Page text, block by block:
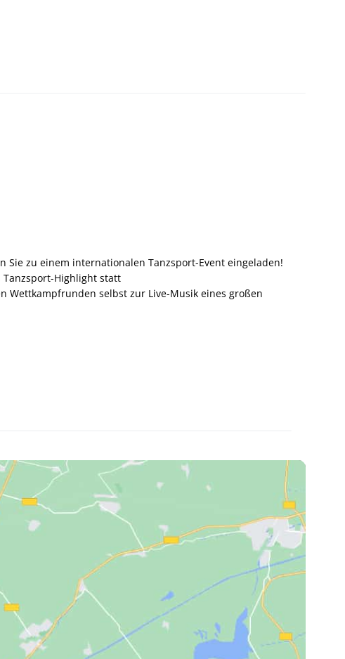
Sie zu einem internationalen Tanzsport-Event eingeladen!
Tanzsport-Highlight statt
Wettkampfrunden selbst zur Live-Musik eines großen